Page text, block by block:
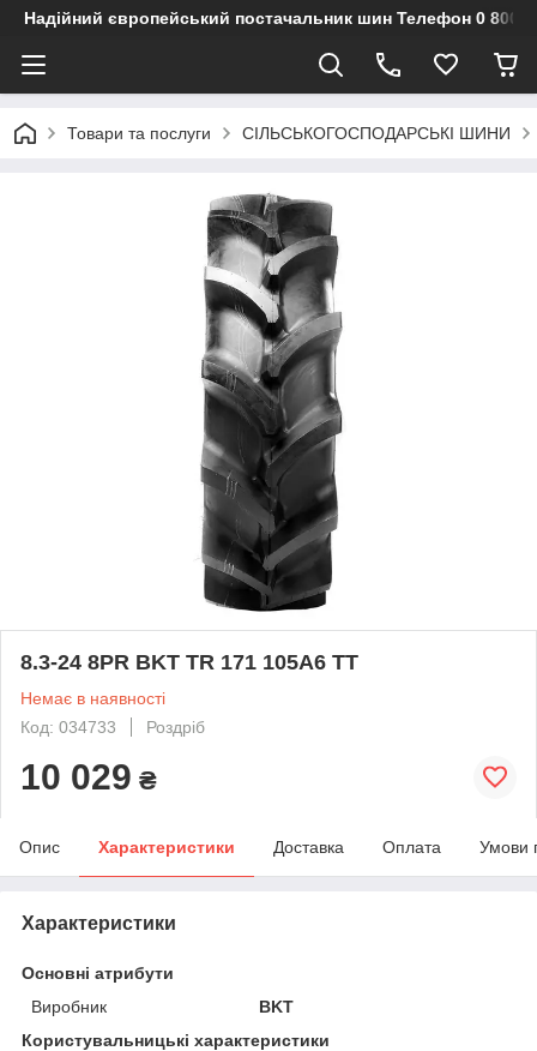
Надійний європейський постачальник шин Телефон 0 800
Товари та послуги СІЛЬСЬКОГОСПОДАРСЬКІ ШИНИ
8.3-24 8PR BKT TR 171 105A6 TT
Немає в наявності
Код: 034733
Роздріб
10 029 ₴
Опис Характеристики Доставка Оплата Умови
Характеристики
Основні атрибути
Виробник
BKT
Користувальницькі характеристики